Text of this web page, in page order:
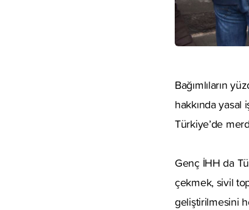
Bağımlıların
hakkında
Türkiye’de
Genç İHH da
çekmek, sivil
geliştirilmesini